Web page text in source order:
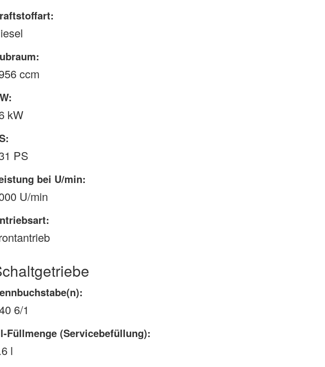
ccm
kW
PS
bei U/min:
U/min
6/1
Füllmenge (Servicebefüllung):
l